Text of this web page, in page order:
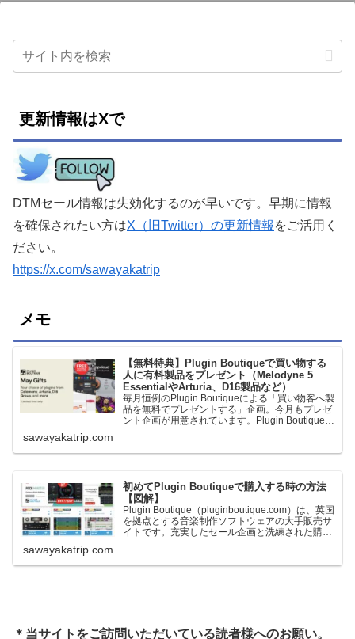
更新情報はXで
DTMセール情報は失効化するのが早いです。早期に情報
を確保されたい方はX（旧Twitter）の更新情報 をご活用く
ださい。
https://x.com/sawayakatrip
メモ
【無料特典】Plugin Boutiqueで買い物する
人に有料製品をプレゼント（Melodyne 5
EssentialやArturia、D16製品など）
毎月恒例のPlugin Boutiqueによる「買い物客へ製
品を無料でプレゼントする」企画。今月もプレゼ
ント企画が用意されています。Plugin Boutiqueで
ます。＊無料配布終了予定日：日本時間：
sawayakatrip.com
初めてPlugin Boutiqueで購入する時の方法
【図解】
Plugin Boutique（pluginboutique.com）は、英国
を拠点とする音楽制作ソフトウェアの大手販売サ
イトです。充実したセール企画と洗練された購入
に知っておきたいこと価格表示に…
sawayakatrip.com
＊当サイトをご訪問いただいている読者様へのお願い。